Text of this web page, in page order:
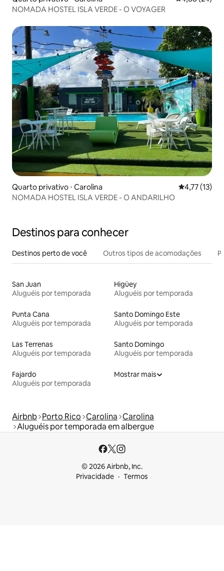
NOMADA HOSTEL ISLA VERDE - O VOYAGER
Quarto privativo ⋅ Carolina 4,77 de uma
4,77 (13)
NOMADA HOSTEL ISLA VERDE - O ANDARILHO
Destinos para conhecer
Destinos perto de você Outros tipos de acomodações
San Juan
Aluguéis por temporada
Higüey
Aluguéis por temporada
Punta Cana
Aluguéis por temporada
Santo Domingo Este
Aluguéis por temporada
Las Terrenas
Aluguéis por temporada
Santo Domingo
Aluguéis por temporada
Fajardo
Aluguéis por temporada
Mostrar mais
Airbnb Porto Rico Carolina Carolina
Aluguéis por temporada em albergue
© 2026 Airbnb, Inc.
Privacidade
Termos